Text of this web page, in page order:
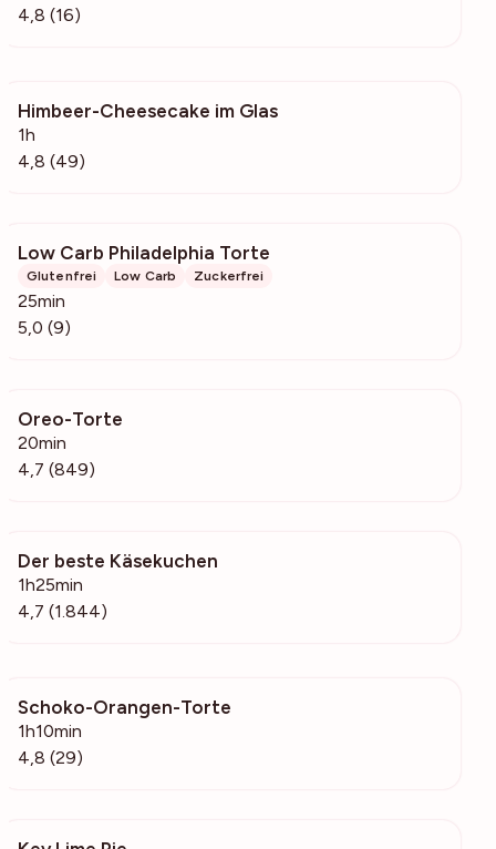
4,8 (16)
Himbeer-Cheesecake im Glas
1h
4,8 (49)
Low Carb Philadelphia Torte
Glutenfrei Low Carb Zuckerfrei
25min
5,0 (9)
Oreo-Torte
20min
4,7 (849)
Der beste Käsekuchen
1h25min
4,7 (1.844)
Schoko-Orangen-Torte
1h10min
4,8 (29)